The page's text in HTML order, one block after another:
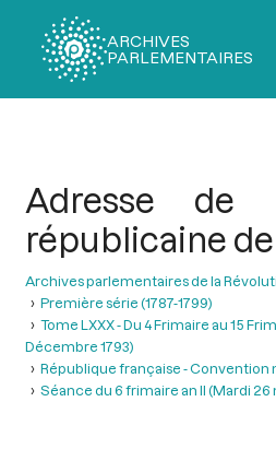
ARCHIVES
PARLEMENTAIRES
Adresse de
républicaine
Archives parlementaires de la
Première série (1787-1799)
Tome LXXX - Du 4 Frimaire au 15
Décembre 1793)
République française - Convention
Séance du 6 frimaire an II (Mardi 26